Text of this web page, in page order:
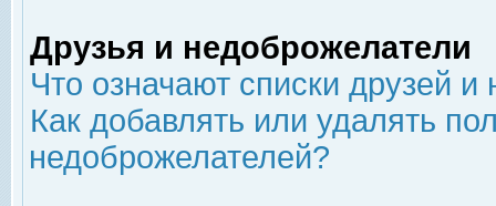
Друзья и недоброжелатели
Что означают списки друзей
Как добавлять или удалять
недоброжелателей?